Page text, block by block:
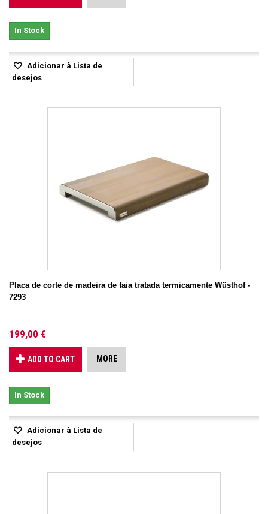
In Stock
Adicionar à Lista de
desejos
Placa de corte de madeira de faia tratada termicamente Wüsthof -
7293
199,00 €
ADD TO CART MORE
In Stock
Adicionar à Lista de
desejos